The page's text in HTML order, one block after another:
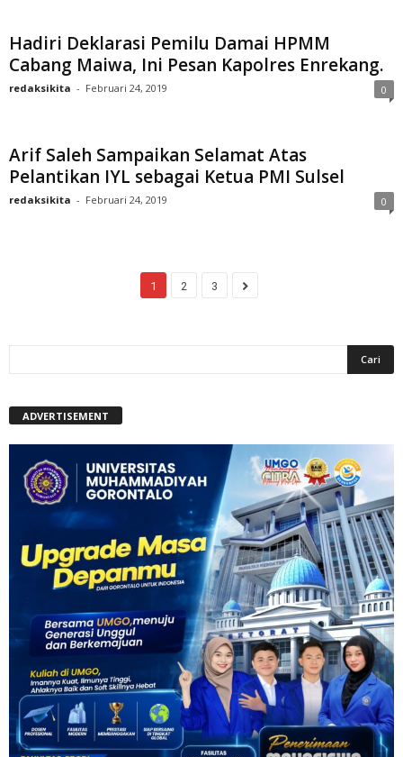
Hadiri Deklarasi Pemilu Damai HPMM
Cabang Maiwa, Ini Pesan Kapolres Enrekang.
redaksikita - Februari 24, 2019 0
Arif Saleh Sampaikan Selamat Atas
Pelantikan IYL sebagai Ketua PMI Sulsel
redaksikita - Februari 24, 2019 0
1 2 3
ADVERTISEMENT